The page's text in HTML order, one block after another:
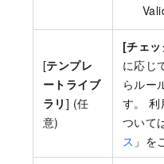
[テンプレ
ートライブ
ラリ ] (任
意)
[チェ
に応じ
らルー
す。 利
ついて
ス 」を